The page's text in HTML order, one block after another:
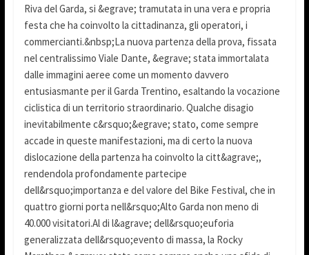
Riva del Garda, si &egrave; tramutata in una vera e propria
festa che ha coinvolto la cittadinanza, gli operatori, i
commercianti.&nbsp;La nuova partenza della prova, fissata
nel centralissimo Viale Dante, &egrave; stata immortalata
dalle immagini aeree come un momento davvero
entusiasmante per il Garda Trentino, esaltando la vocazione
ciclistica di un territorio straordinario. Qualche disagio
inevitabilmente c&rsquo;&egrave; stato, come sempre
accade in queste manifestazioni, ma di certo la nuova
dislocazione della partenza ha coinvolto la citt&agrave;,
rendendola profondamente partecipe
dell&rsquo;importanza e del valore del Bike Festival, che in
quattro giorni porta nell&rsquo;Alto Garda non meno di
40.000 visitatori.Al di l&agrave; dell&rsquo;euforia
generalizzata dell&rsquo;evento di massa, la Rocky